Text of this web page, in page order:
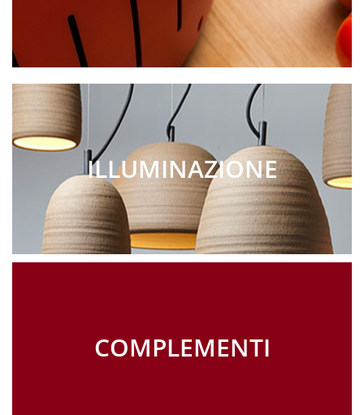
ILLUMINAZIONE
COMPLEMENTI